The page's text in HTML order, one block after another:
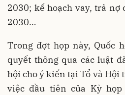
2030; kế hoạch vay, trả nợ
2030…
Trong đợt họp này, Quốc
quyết thông qua các luật
hội cho ý kiến tại Tổ và Hội
việc đầu tiên của Kỳ